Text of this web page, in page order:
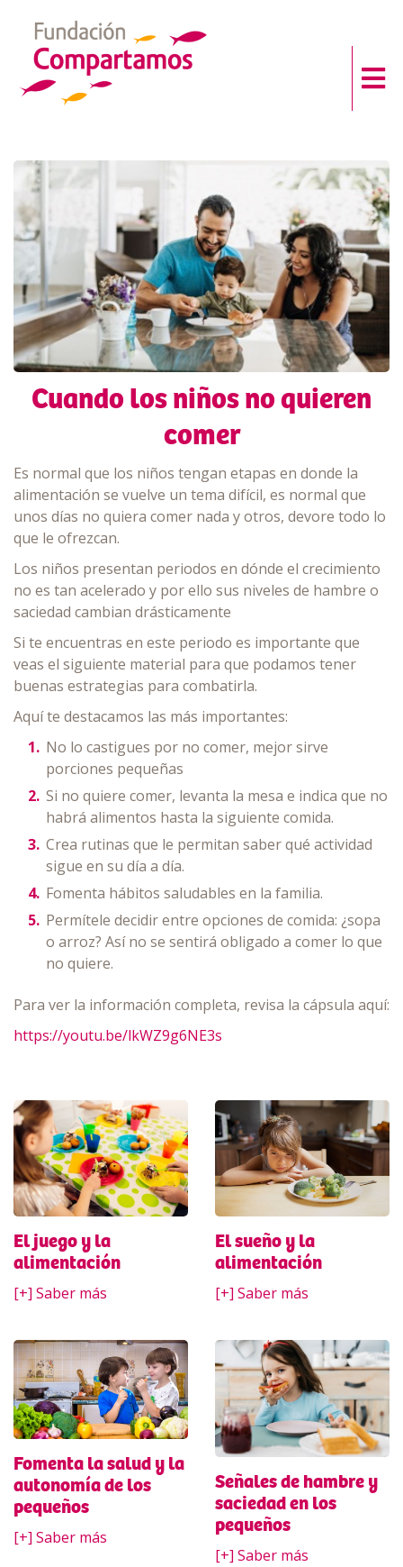
Cuando los niños no quieren
comer
Es normal que los niños tengan etapas en donde la
alimentación se vuelve un tema difícil, es normal que
unos días no quiera comer nada y otros, devore todo lo
que le ofrezcan.
Los niños presentan periodos en dónde el crecimiento
no es tan acelerado y por ello sus niveles de hambre o
saciedad cambian drásticamente
Si te encuentras en este periodo es importante que
veas el siguiente material para que podamos tener
buenas estrategias para combatirla.
Aquí te destacamos las más importantes:
No lo castigues por no comer, mejor sirve
porciones pequeñas
Si no quiere comer, levanta la mesa e indica que no
habrá alimentos hasta la siguiente comida.
Crea rutinas que le permitan saber qué actividad
sigue en su día a día.
Fomenta hábitos saludables en la familia.
Permítele decidir entre opciones de comida: ¿sopa
o arroz? Así no se sentirá obligado a comer lo que
no quiere.
Para ver la información completa, revisa la cápsula aquí:
https://youtu.be/lkWZ9g6NE3s
El juego y la
alimentación
[+] Saber más
El sueño y la
alimentación
[+] Saber más
Fomenta la salud y la
autonomía de los
pequeños
[+] Saber más
Señales de hambre y
saciedad en los
pequeños
[+] Saber más